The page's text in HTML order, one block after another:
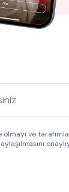
olmayı ve